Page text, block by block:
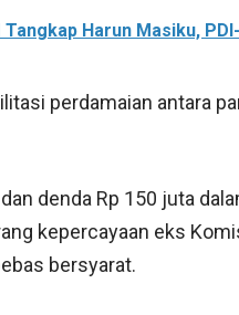
Harun Masiku,
perdamaian antara
denda Rp 150 juta
kepercayaan eks
bersyarat.